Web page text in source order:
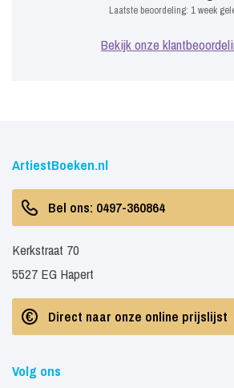
Laatste beoordeling: 1 week
Bekijk onze
ArtiestBoeken.nl
Bel ons: 0497-360864
Kerkstraat 70
5527 EG Hapert
Direct naar onze online prijslijst
Volg ons